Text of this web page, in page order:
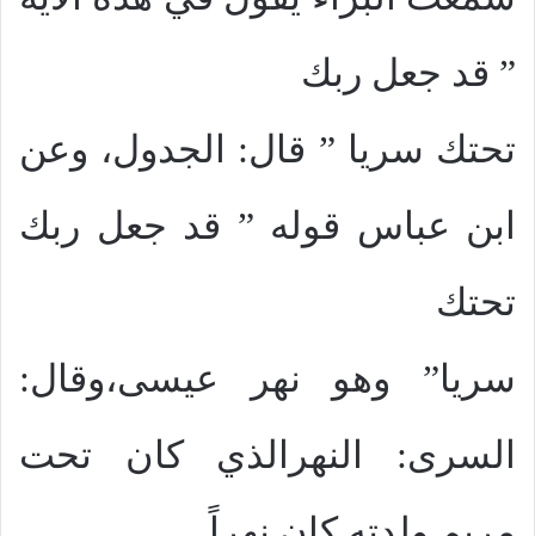
” قد جعل ربك
تحتك سريا ” قال: الجدول، وعن
ابن عباس قوله ” قد جعل ربك
تحتك
سريا” وهو نهر عيسى،وقال:
السرى: النهرالذي كان تحت